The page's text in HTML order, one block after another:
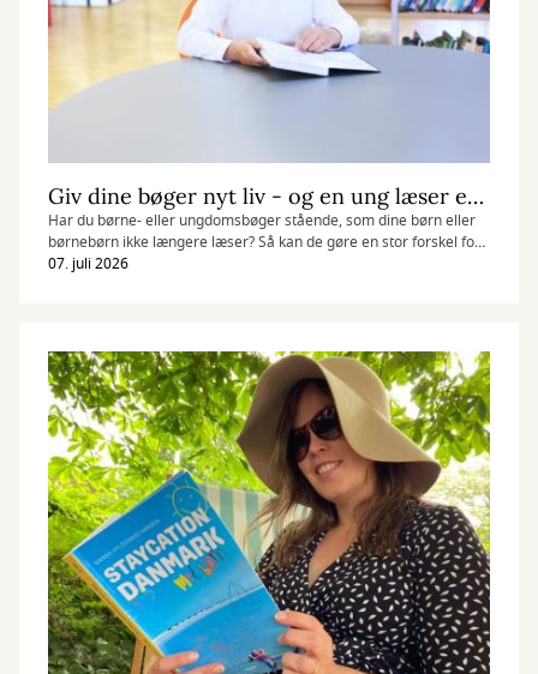
Giv dine bøger nyt liv - og en ung læser en ny mulighed
Har du børne- eller ungdomsbøger stående, som dine børn eller
børnebørn ikke længere læser? Så kan de gøre en stor forskel for
børn og unge i udsatte livssituationer. Hovedbiblioteket i Esbjerg
07. juli 2026